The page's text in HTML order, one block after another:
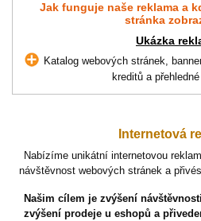
Jak funguje naše reklama a
stránka
Ukázka
Katalog webových stránek,
kreditů a
Internetová
Nabízíme unikátní internetovou
návštěvnost webových stránek a
Našim cílem je zvýšení
zvýšení prodeje u eshopů a